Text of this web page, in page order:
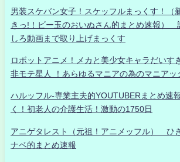
男装スケバン女子！スケッフルまっくす！（
きっ!！ビー玉のおいぬさん的まとめ速報）
しろ動画まで取り上げまっくす
ロボットアニメ！メカと美少女キャラだいす
非モテ星人 ！あらゆるマニアの為のマニアッ
ハルッフル-専業主夫的YOUTUBERまとめ速
く！初老人の介護生活！激動の1750日
アニゲタレスト（元祖！アニメッフル） ひ
ナベ的まとめ速報